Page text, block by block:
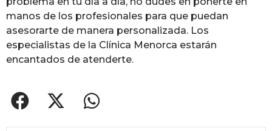
manos de los profesionales para que puedan
asesorarte de manera personalizada. Los
especialistas de la Clínica Menorca estarán
encantados de atenderte.